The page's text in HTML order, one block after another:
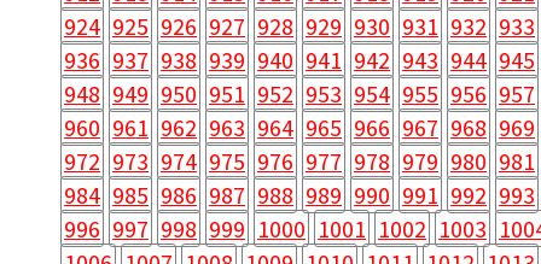
924 925 926 927 928 929 930 931 932 933
936 937 938 939 940 941 942 943 944 945
948 949 950 951 952 953 954 955 956 957
960 961 962 963 964 965 966 967 968 969
972 973 974 975 976 977 978 979 980 981
984 985 986 987 988 989 990 991 992 993
996 997 998 999 1000 1001 1002 1003